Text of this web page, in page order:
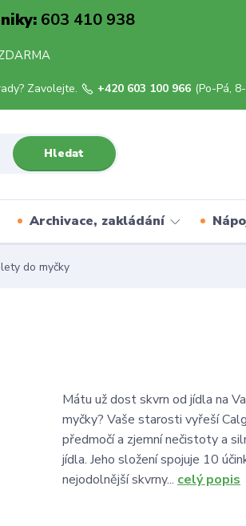
603 410 938
Hledat
Zavolejte. +420 603 100 966 (Po-Pá,
Archivace, zakládání
do myčky
Mátu už dost skvrn od jídla na
myčky? Vaše starosti vyřeší
předmočí a zjemní nečistoty a
jídla. Jeho složení spojuje 10
nejodolnější skvrny... celý popis